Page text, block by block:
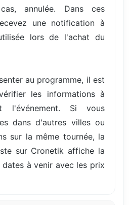
annulée. Dans ces
une notification à
lors de l'achat du
au programme, il est
les informations à
l'événement. Si vous
dans d'autres villes ou
sur la même tournée, la
sur Cronetik affiche la
à venir avec les prix